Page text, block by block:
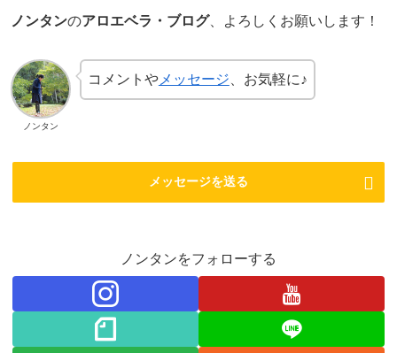
ノンタンのアロエベラ・ブログ、よろしくお願いします！
ノンタン
コメントやメッセージ 、お気軽に♪
メッセージを送る
ノンタンをフォローする